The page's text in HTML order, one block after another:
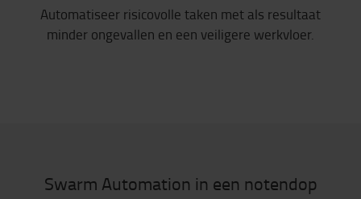
Automatiseer risicovolle taken met als resultaat
minder ongevallen en een veiligere werkvloer.
Swarm Automation in een notendop